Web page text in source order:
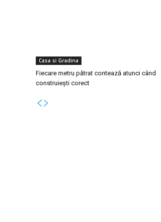
Casa si Gradina
Fiecare metru pătrat contează atunci când
construiești corect